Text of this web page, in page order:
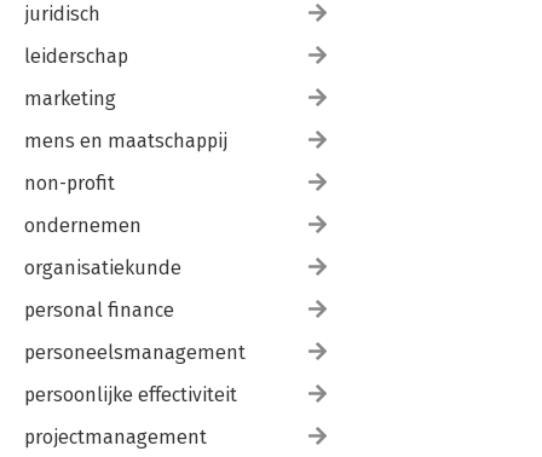
juridisch
leiderschap
marketing
mens en maatschappij
non-profit
ondernemen
organisatiekunde
personal finance
personeelsmanagement
persoonlijke effectiviteit
projectmanagement